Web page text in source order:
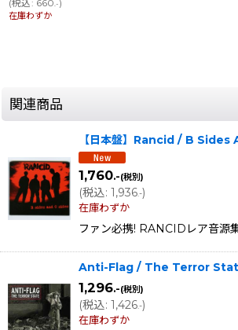
(税込: 660 .-)
在庫わずか
関連商品
【日本盤】Rancid / B
1,760.-(税別)
(税込: 1,936.-)
在庫わずか
ファン必携! RANCIDレア音源
Anti-Flag / The Terror
1,296.-(税別)
(税込: 1,426.-)
在庫わずか